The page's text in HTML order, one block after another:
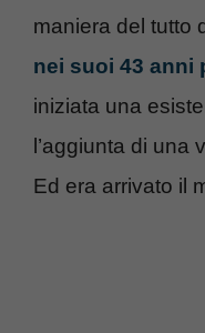
maniera del tutto
nei suoi 43 anni
iniziata una
l’aggiunta di una
Ed era arrivato il